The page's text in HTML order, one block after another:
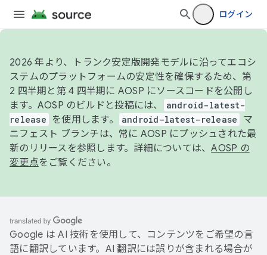
ログイン
2026 年より、トランク安定版開発モデルに沿ってエコシ
ステムのプラットフォームの安定性を確保するため、第
2 四半期と第 4 四半期に AOSP にソースコードを公開し
ます。AOSP のビルドと投稿には、
android-latest-
release
を使用します。 android-latest-release
マ
ニフェスト ブランチは、常に AOSP にプッシュされた最
新のリリースを参照します。詳細については、AOSP の
変更点をご覧ください。
Google は AI 技術を使用して、コンテンツをご希望の言
語に翻訳しています。AI 翻訳には誤りが含まれる場合が